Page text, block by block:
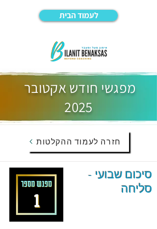
לעמוד הבית
מפגשי חודש אקטובר
2025
חזרה לעמוד ההקלטות
סיכום שבועי -
סליחה